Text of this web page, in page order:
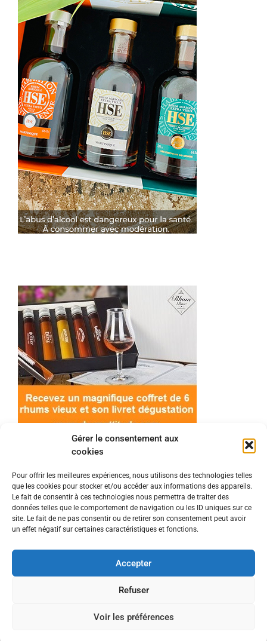
Gérer le consentement aux
cookies
Pour offrir les meilleures expériences, nous utilisons des technologies telles
que les cookies pour stocker et/ou accéder aux informations des appareils.
Le fait de consentir à ces technologies nous permettra de traiter des
données telles que le comportement de navigation ou les ID uniques sur ce
site. Le fait de ne pas consentir ou de retirer son consentement peut avoir
un effet négatif sur certaines caractéristiques et fonctions.
Accepter
Refuser
Voir les préférences
© 2022 Meilleur-rhum.net - Tous droits réservés
Mentions légales-Politique de cookies
consommer avec modération.
En tant que Partenaire Amazon, je réalise un
requises.